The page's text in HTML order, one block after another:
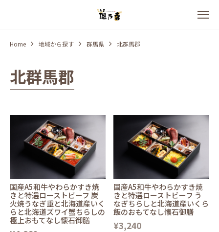
Home 地域から探す 群馬県 北群馬郡
北群馬郡
国産A5和牛やわらかすき焼
きと特選ローストビーフ 炭
火焼うなぎ重と北海道産いく
らと北海道ズワイ蟹ちらしの
極上おもてなし懐石御膳
国産A5和牛やわらかすき焼
きと特選ローストビーフ う
なぎちらしと北海道産いくら
飯のおもてなし懐石御膳
¥3,240